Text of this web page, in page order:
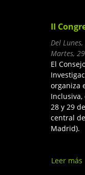
II
Del
Martes,
El
organiza
28 y 29
central
Madrid).
Leer más